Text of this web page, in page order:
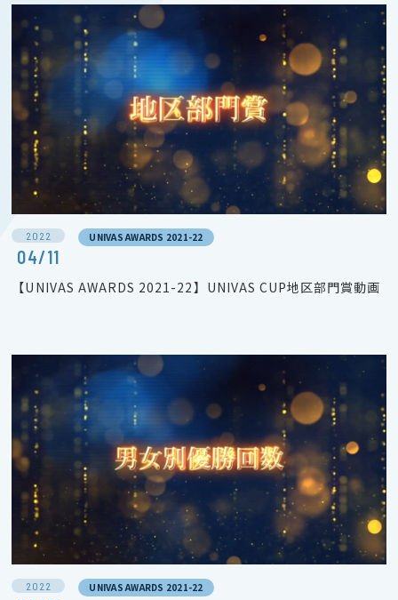
2022
04/11
UNIVAS AWARDS 2021-22
【UNIVAS AWARDS 2021-22】UNIVAS CUP地区部門賞動画
2022 UNIVAS AWARDS 2021-22